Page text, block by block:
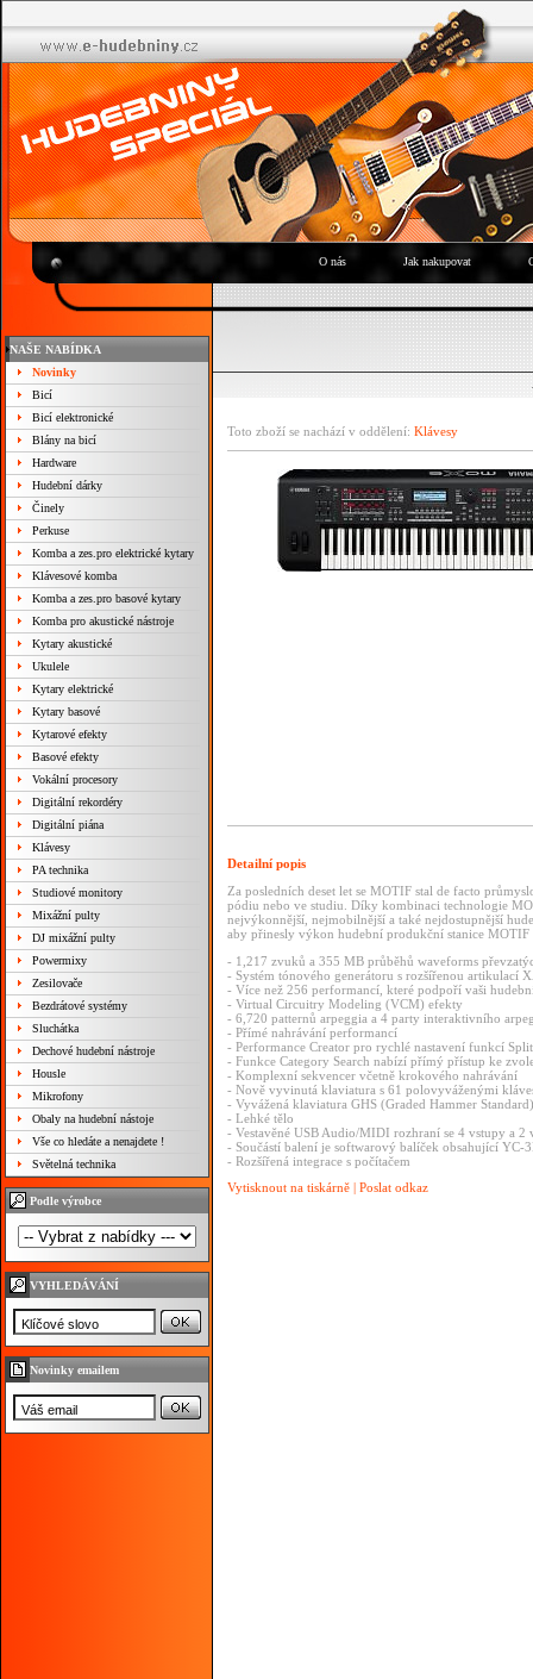
O nás Jak nakupovat
NAŠE NABÍDKA
Novinky
Bicí
Bicí elektronické
Blány na bicí
Hardware
Hudební dárky
Činely
Perkuse
Komba a zes.pro elektrické kytary
Klávesové komba
Komba a zes.pro basové kytary
Komba pro akustické nástroje
Kytary akustické
Ukulele
Kytary elektrické
Kytary basové
Kytarové efekty
Basové efekty
Vokální procesory
Digitální rekordéry
Digitální piána
Klávesy
PA technika
Studiové monitory
Mixážní pulty
DJ mixážní pulty
Powermixy
Zesilovače
Bezdrátové systémy
Sluchátka
Dechové hudební nástroje
Housle
Mikrofony
Obaly na hudební nástoje
Vše co hledáte a nenajdete !
Světelná technika
Podle výrobce
VYHLEDÁVÁNÍ
Novinky emailem
Toto zboží se nachází v oddělení: Klávesy
Detailní popis
Za posledních deset let se MOTIF stal de facto
pódiu nebo ve studiu. Díky kombinaci technologie
nejvýkonnější, nejmobilnější a také nejdostupnější
aby přinesly výkon hudební produkční stanice MOTIF
- 1,217 zvuků a 355 MB průběhů waveforms
- Systém tónového generátoru s rozšířenou artikulací
- Více než 256 performancí, které podpoří vaši
- Virtual Circuitry Modeling (VCM) efekty
- 6,720 patternů arpeggia a 4 party interaktivního
- Přímé nahrávání performancí
- Performance Creator pro rychlé nastavení funkcí
- Funkce Category Search nabízí přímý přístup ke
- Komplexní sekvencer včetně krokového nahrávání
- Nově vyvinutá klaviatura s 61 polovyváženými
- Vyvážená klaviatura GHS (Graded Hammer
- Lehké tělo
- Vestavěné USB Audio/MIDI rozhraní se 4 vstupy a 2
- Součástí balení je softwarový balíček obsahující YC-
- Rozšířená integrace s počítačem
Vytisknout na tiskárně | Poslat odkaz